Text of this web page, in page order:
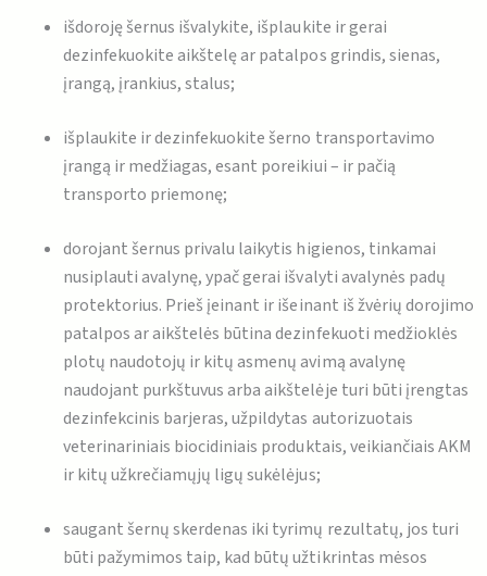
išdoroję šernus išvalykite, išplaukite ir gerai
dezinfekuokite aikštelę ar patalpos grindis, sienas,
įrangą, įrankius, stalus;
išplaukite ir dezinfekuokite šerno transportavimo
įrangą ir medžiagas, esant poreikiui – ir pačią
transporto priemonę;
dorojant šernus privalu laikytis higienos, tinkamai
nusiplauti avalynę, ypač gerai išvalyti avalynės padų
protektorius. Prieš įeinant ir išeinant iš žvėrių dorojimo
patalpos ar aikštelės būtina dezinfekuoti medžioklės
plotų naudotojų ir kitų asmenų avimą avalynę
naudojant purkštuvus arba aikštelėje turi būti įrengtas
dezinfekcinis barjeras, užpildytas autorizuotais
veterinariniais biocidiniais produktais, veikiančiais AKM
ir kitų užkrečiamųjų ligų sukėlėjus;
saugant šernų skerdenas iki tyrimų rezultatų, jos turi
būti pažymimos taip, kad būtų užtikrintas mėsos